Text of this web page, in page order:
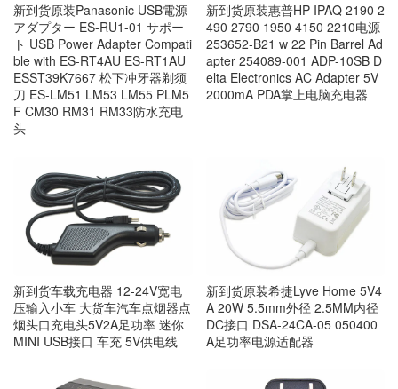
新到货原装Panasonic USB電源
アダプター ES-RU1-01 サポー
ト USB Power Adapter Compati
ble with ES-RT4AU ES-RT1AU
ESST39K7667 松下冲牙器剃须
刀 ES-LM51 LM53 LM55 PLM5
F CM30 RM31 RM33防水充电
头
新到货原装惠普HP IPAQ 2190 2
490 2790 1950 4150 2210电源
253652-B21 w 22 Pin Barrel Ad
apter 254089-001 ADP-10SB D
elta Electronics AC Adapter 5V
2000mA PDA掌上电脑充电器
新到货车载充电器 12-24V宽电
压输入小车 大货车汽车点烟器点
烟头口充电头5V2A足功率 迷你
MINI USB接口 车充 5V供电线
新到货原装希捷Lyve Home 5V4
A 20W 5.5mm外径 2.5MM内径
DC接口 DSA-24CA-05 050400
A足功率电源适配器